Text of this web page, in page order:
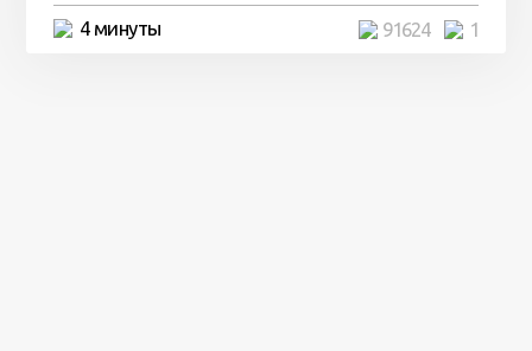
4 минуты 1
91624